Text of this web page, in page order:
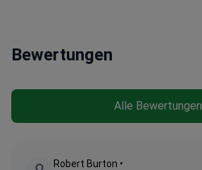
Bewertungen
Alle Bewertungen
Robert Burton •